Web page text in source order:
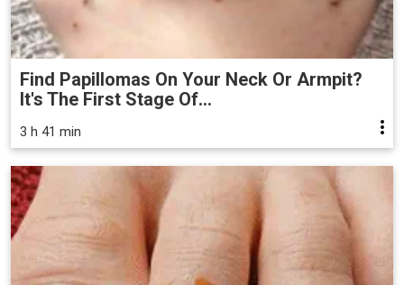
Find Papillomas On Your Neck Or Armpit?
It's The First Stage Of...
3 h 41 min